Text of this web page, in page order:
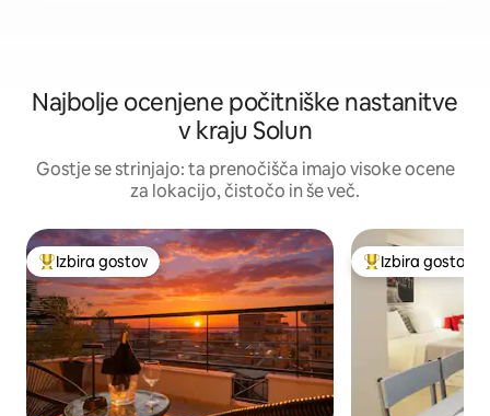
Najbolje ocenjene počitniške nastanitve
v kraju Solun
Gostje se strinjajo: ta prenočišča imajo visoke ocene
za lokacijo, čistočo in še več.
Najbolj priljubljena prenočišča z značko »Izbira gostov«
Izbira gostov Najbolj
Izbira gostov